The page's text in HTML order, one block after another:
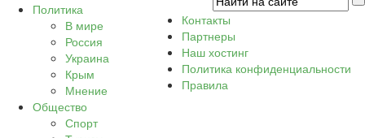
Политика
В мире
Россия
Украина
Крым
Мнение
Общество
Спорт
Контакты
Партнеры
Наш хостинг
Политика конфиденциальности
Правила